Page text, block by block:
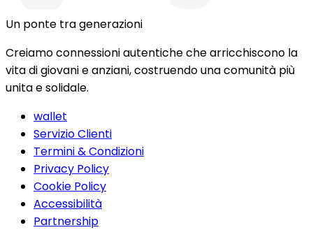
Un ponte tra generazioni
Creiamo connessioni autentiche che arricchiscono la
vita di giovani e anziani, costruendo una comunità più
unita e solidale.
wallet
Servizio Clienti
Termini & Condizioni
Privacy Policy
Cookie Policy
Accessibilità
Partnership